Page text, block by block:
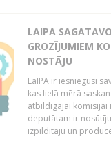
LAIPA
GROZĪJUMIEM
NOSTĀJU
LaIPA ir iesniegusi
kas lielā mērā
atbildīgajai komisijai
deputātam ir
izpildītāju un